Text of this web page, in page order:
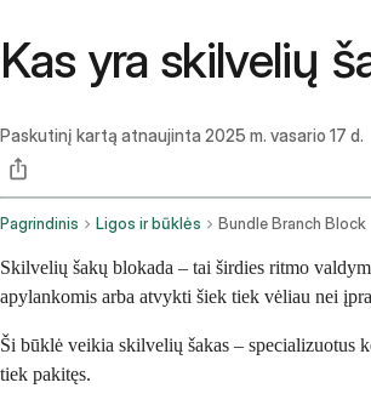
Kas yra skilvelių
Paskutinį kartą atnaujinta 2025 m. vasario 17 d.
Pagrindinis Ligos ir būklės Bundle Branch Block
Skilvelių šakų blokada – tai širdies ritmo
apylankomis arba atvykti šiek tiek vėliau nei
Ši būklė veikia skilvelių šakas – specializuotus
tiek pakitęs.